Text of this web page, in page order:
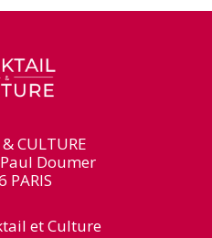
CULTURE
Doumer
PARIS
et Culture